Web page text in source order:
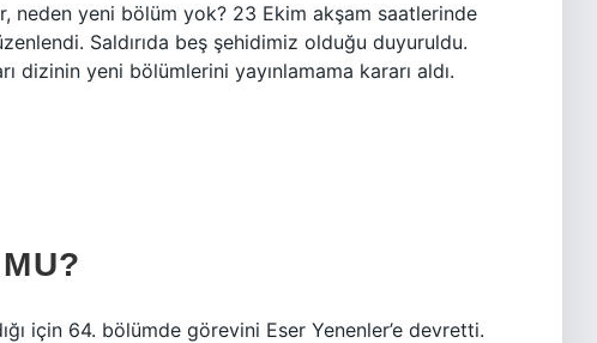
neden yeni bölüm yok? 23 Ekim akşam saatlerinde
Saldırıda beş şehidimiz olduğu duyuruldu.
dizinin yeni bölümlerini yayınlamama kararı aldı.
için 64. bölümde görevini Eser Yenenler’e devretti.